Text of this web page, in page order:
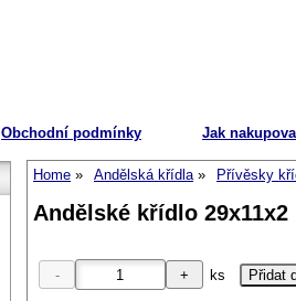
Obchodní podmínky Jak
Home Andělská křídla Přívěsky
Andělské křídlo
ks